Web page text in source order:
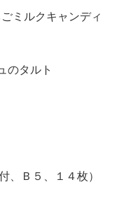
ミルクキャンディ
のタルト
Ｂ５、１４枚）